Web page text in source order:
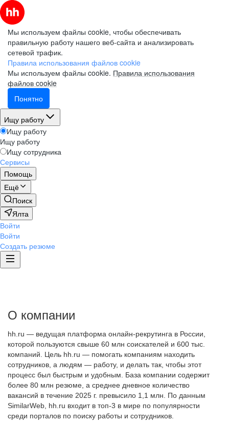
Мы используем файлы cookie, чтобы обеспечивать
правильную работу нашего веб-сайта и анализировать
сетевой трафик.
Правила использования файлов cookie
Мы используем файлы cookie. Правила использования
файлов cookie
Понятно
Ищу работу
Ищу работу
Ищу работу
Ищу сотрудника
Сервисы
Помощь
Ещё
Поиск
Ялта
Войти
Войти
Создать резюме
О компании
hh.ru — ведущая платформа онлайн-рекрутинга в России,
которой пользуются свыше 60 млн соискателей и 600 тыс.
компаний. Цель hh.ru — помогать компаниям находить
сотрудников, а людям — работу, и делать так, чтобы этот
процесс был быстрым и удобным. База компании содержит
более 80 млн резюме, а среднее дневное количество
вакансий в течение 2025 г. превысило 1,1 млн. По данным
SimilarWeb, hh.ru входит в топ-3 в мире по популярности
среди порталов по поиску работы и сотрудников.